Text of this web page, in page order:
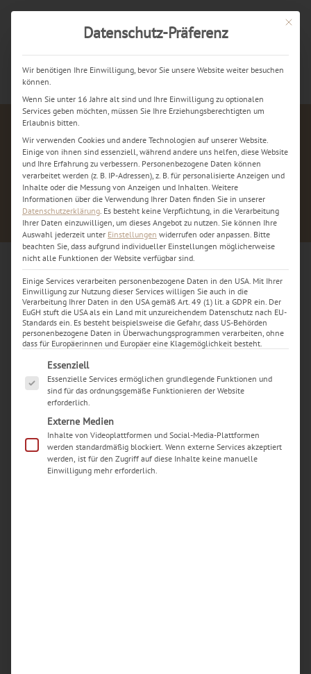
Jetzt kostenlos anrufen
Foto von der Werkstatt
Mit
Datenschutz-Präferenz
Wir benötigen Ihre Einwilligung, bevor Sie unsere Website weiter besuchen
können.
Wenn Sie unter 16 Jahre alt sind und Ihre Einwilligung zu optionalen
Services geben möchten, müssen Sie Ihre Erziehungsberechtigten um
Erlaubnis bitten.
Wir verwenden Cookies und andere Technologien auf unserer Website.
Einige von ihnen sind essenziell, während andere uns helfen, diese Website
und Ihre Erfahrung zu verbessern. Personenbezogene Daten können
verarbeitet werden (z. B. IP-Adressen), z. B. für personalisierte Anzeigen und
Inhalte oder die Messung von Anzeigen und Inhalten. Weitere
Informationen über die Verwendung Ihrer Daten finden Sie in unserer
Datenschutzerklärung. Es besteht keine Verpflichtung, in die Verarbeitung
Ihrer Daten einzuwilligen, um dieses Angebot zu nutzen. Sie können Ihre
Auswahl jederzeit unter Einstellungen widerrufen oder anpassen. Bitte
beachten Sie, dass aufgrund individueller Einstellungen möglicherweise
nicht alle Funktionen der Website verfügbar sind.
Einige Services verarbeiten personenbezogene Daten in den USA. Mit Ihrer
Einwilligung zur Nutzung dieser Services willigen Sie auch in die
Verarbeitung Ihrer Daten in den USA gemäß Art. 49 (1) lit. a GDPR ein. Der
EuGH stuft die USA als ein Land mit unzureichendem Datenschutz nach EU-
Standards ein. Es besteht beispielsweise die Gefahr, dass US-Behörden
personenbezogene Daten in Überwachungsprogrammen verarbeiten, ohne
dass für Europäerinnen und Europäer eine Klagemöglichkeit besteht.
Es folgt eine Liste der Service-Gruppen, für die eine
Essenziell
Essenzielle Services ermöglichen grundlegende Funktionen und
sind für das ordnungsgemäße Funktionieren der Website
erforderlich.
Externe Medien
Inhalte von Videoplattformen und Social-Media-Plattformen
werden standardmäßig blockiert. Wenn externe Services akzeptiert
werden, ist für den Zugriff auf diese Inhalte keine manuelle
Einwilligung mehr erforderlich.